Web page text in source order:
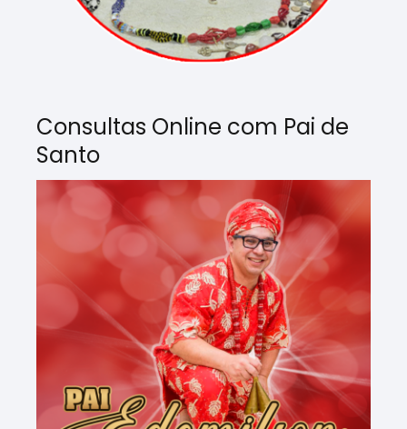
Consultas Online com Pai de
Santo